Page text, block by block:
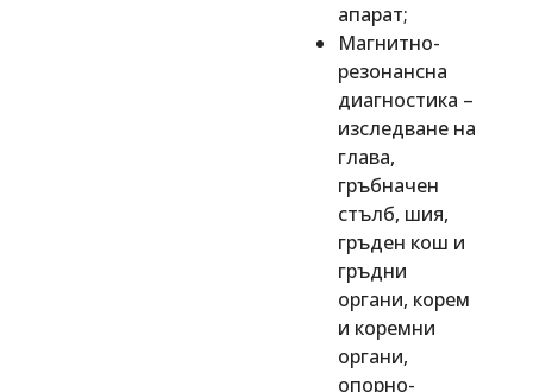
апарат;
Магнитно-
резонансна
диагностика –
изследване на
глава,
гръбначен
стълб, шия,
гръден кош и
гръдни
органи, корем
и коремни
органи,
опорно-